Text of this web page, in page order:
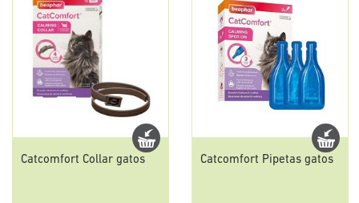
Catcomfort Collar gatos Catcomfort Pipetas gatos